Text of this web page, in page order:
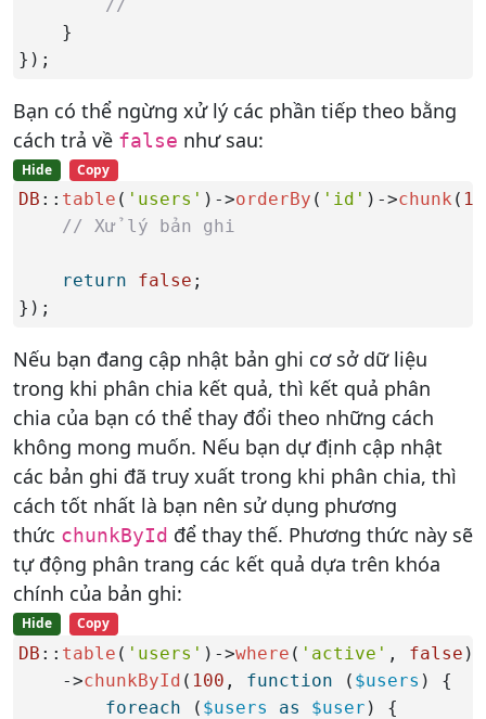
//
    }
});
Bạn có thể ngừng xử lý các phần tiếp theo bằng
cách trả về false như sau:
Hide Copy
DB :: table ( 'users' )->orderBy ( 'id' )->chunk (
// Xử lý bản ghi
return false ;
});
Nếu bạn đang cập nhật bản ghi cơ sở dữ liệu
trong khi phân chia kết quả, thì kết quả phân
chia của bạn có thể thay đổi theo những cách
không mong muốn. Nếu bạn dự định cập nhật
các bản ghi đã truy xuất trong khi phân chia, thì
cách tốt nhất là bạn nên sử dụng phương
thức chunkById để thay thế. Phương thức này sẽ
tự động phân trang các kết quả dựa trên khóa
chính của bản ghi:
Hide Copy
DB :: table ( 'users' )->where ( 'active' , false )
    ->
chunkById ( 100 , function ( $users ) {
foreach ( $users as $user ) {